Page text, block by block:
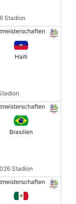
Stadion
Haiti
Brasilien
Stadion